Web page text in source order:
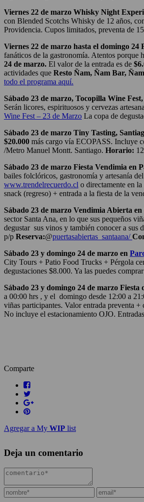
Viernes 22 de marzo Whisky Night
con Blended Scotchs Whisky de 12 años,
Providencia. Cupos limitados, preventa de
Viernes 22 de marzo hasta el domingo
fanáticos de la gastronomía. Atentos porque
24 de marzo. El valor de la entrada es de
actividades que Resto Ñam, Ñam Bar,
todo el programa aquí.
Sábado 23 de marzo, Tocopilla Wine
Serán licores, espirituosos y cervezas
Wine Fest – 23 de Marzo La copa de
Sábado 23 de marzo Tiny Tasting,
$20.000 más cargo vía ECOPASS. Incluye
/Metro Manuel Montt. Santiago. Horario:
Sábado 23 de marzo Fiesta Vendimia en
bailes folclóricos, gastronomía y artesanía
www.trendelrecuerdo.cl o directamente en
snack (regreso) + entrada a la fiesta de la
Sábado 23 de marzo Vendimia Abierta
sector Santa Ana, en lo que sus pequeños
degustar sus vinos y también conocer a sus
p/p Reserva:@puertasabiertas_santaana/
Sábado 23 y domingo 24 de marzo en
City Tours + Patio Food Trucks + Pérgola
degustaciones $8.000. Ya las puedes
Sábado 23 y domingo 24 de marzo
a 00:00 hrs , y el domingo desde 12:00 a
viñas participantes. Valor entrada preventa +
No incluye el estacionamiento OJO.
Comparte
Agregar a My WIP list
Deja un comentario